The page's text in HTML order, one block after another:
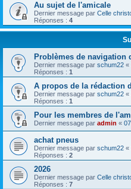
Au sujet de l'amicale
Dernier message par Celle
Réponses : 4
Problèmes de navigation
Dernier message par schum22 «
Réponses : 1
A propos de la rédaction
Dernier message par schum22 «
Réponses : 1
Pour les membres de
Dernier message par admin «
achat pneus
Dernier message par schum22 «
Réponses : 2
2026
Dernier message par Celle
Réponses : 7